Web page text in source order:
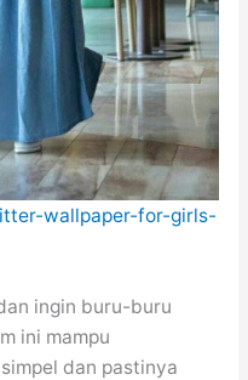
wallpaper-for-girls-
ingin buru-buru
ini mampu
dan pastinya